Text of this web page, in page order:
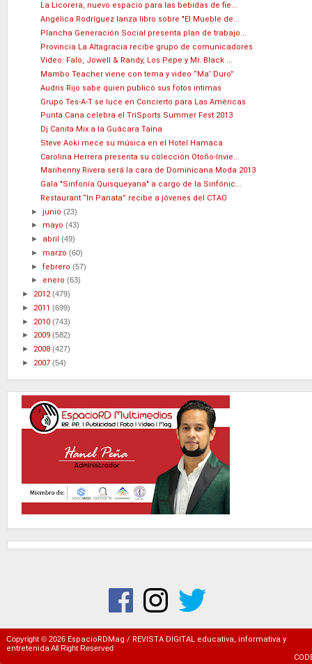
La Licorera, nuevo espacio para las bebidas de fie...
Angélica Rodríguez lanza libro sobre "El Mueble de...
Plancha Generación Social presenta plan de trabajo...
Provincia La Altagracia recibe grupo de comunicadores
Video: Falo, Jowell & Randy, Los Pepe y Mr. Black ...
Mambo Teacher viene con tema y video “Ma’ Duro”
Audris Rijo sabe quien publicó sus fotos intimas
Grupo Tes-A-T se luce en Concierto para Las Américas
Punta Cana celebra el TriSports Summer Fest 2013
Dj Canita Mix a la Guácara Taína
Steve Aoki mece su música en el Hotel Hamaca
Carolina Herrera presenta su colección Otoño-Invie...
Marihenny Rivera será la cara de Dominicana Moda 2013
Gala "Sinfonía Quisqueyana" a cargo de la Sinfónic...
Restaurant “In Panata” recibe a jóvenes del CTAO
►junio(23)
► mayo(43)
► abril(49)
► marzo(60)
►febrero(57)
► enero(63)
► 2012(479)
► 2011 (699)
► 2010 (743)
► 2009 (582)
► 2008 (427)
► 2007 (54)
Copyright © 2026 EspacioRDMag / REVISTA DIGITAL educativa, informativa y
entretenidaAll Right Reserved